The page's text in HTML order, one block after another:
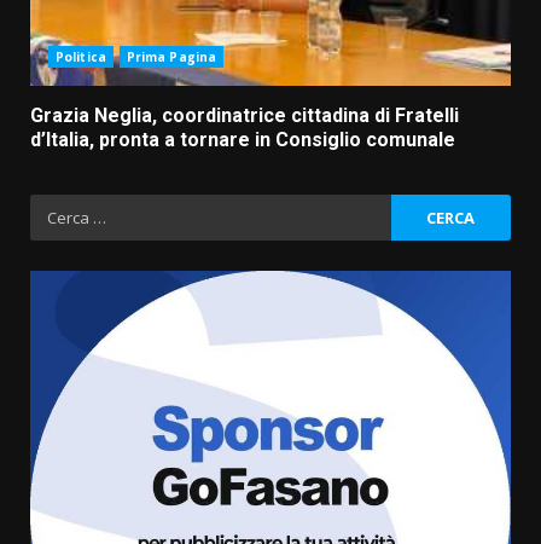
Politica Prima Pagina
Grazia Neglia, coordinatrice cittadina di Fratelli
d’Italia, pronta a tornare in Consiglio comunale
Ricerca
per:
Grazia Neglia, coordinatrice
cittadina di Fratelli d’Italia,
pronta a tornare in Consiglio
comunale